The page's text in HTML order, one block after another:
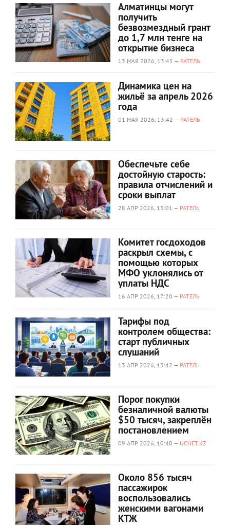
Алматинцы могут
получить
безвозмездный грант
до 1,7 млн тенге на
открытие бизнеса
13 МАЯ 2026, 13:45 — РАТЕЛЬ
Динамика цен на
жильё за апрель 2026
года
01 МАЯ 2026, 13:42 — РАТЕЛЬ
Обеспечьте себе
достойную старость:
правила отчислений и
сроки выплат
28 АПР 2026, 13:01 — РАТЕЛЬ
Комитет госдоходов
раскрыл схемы, с
помощью которых
МФО уклонялись от
уплаты НДС
16 АПР 2026, 17:20 — РАТЕЛЬ
Тарифы под
контролем общества:
старт публичных
слушаний
13 АПР 2026, 13:42 — РАТЕЛЬ
Порог покупки
безналичной валюты
$50 тысяч, закреплён
постановлением
09 АПР 2026, 10:40 — UCHET.KZ
Около 856 тысяч
пассажирок
воспользовались
женскими вагонами
КТЖ